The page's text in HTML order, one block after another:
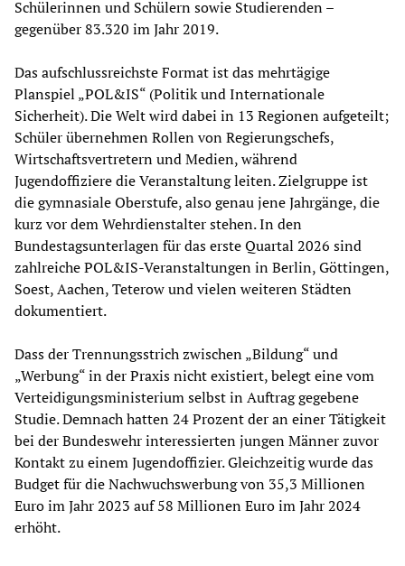
Schülerinnen und Schülern sowie Studierenden –
gegenüber 83.320 im Jahr 2019.
Das aufschlussreichste Format ist das mehrtägige
Planspiel „POL&IS“ (Politik und Internationale
Sicherheit). Die Welt wird dabei in 13 Regionen aufgeteilt;
Schüler übernehmen Rollen von Regierungschefs,
Wirtschaftsvertretern und Medien, während
Jugendoffiziere die Veranstaltung leiten. Zielgruppe ist
die gymnasiale Oberstufe, also genau jene Jahrgänge, die
kurz vor dem Wehrdienstalter stehen. In den
Bundestagsunterlagen für das erste Quartal 2026 sind
zahlreiche POL&IS-Veranstaltungen in Berlin, Göttingen,
Soest, Aachen, Teterow und vielen weiteren Städten
dokumentiert.
Dass der Trennungsstrich zwischen „Bildung“ und
„Werbung“ in der Praxis nicht existiert, belegt eine vom
Verteidigungsministerium selbst in Auftrag gegebene
Studie. Demnach hatten 24 Prozent der an einer Tätigkeit
bei der Bundeswehr interessierten jungen Männer zuvor
Kontakt zu einem Jugendoffizier. Gleichzeitig wurde das
Budget für die Nachwuchswerbung von 35,3 Millionen
Euro im Jahr 2023 auf 58 Millionen Euro im Jahr 2024
erhöht.